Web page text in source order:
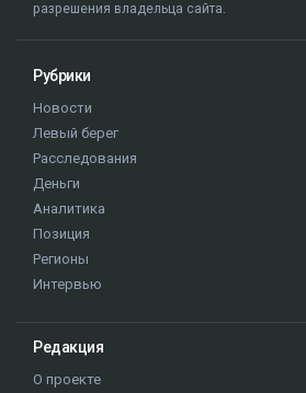
разрешения владельца сайта.
Рубрики
Новости
Левый берег
Расследования
Деньги
Аналитика
Позиция
Регионы
Интервью
Редакция
О проекте